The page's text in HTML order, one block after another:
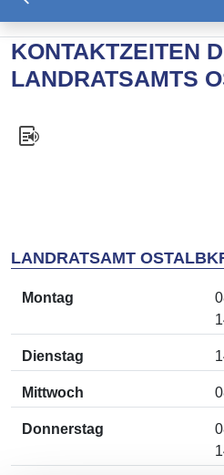
KONTAKTZEITEN
LANDRATSAMTS
LANDRATSAMT
Montag
Dienstag
Mittwoch
Donnerstag